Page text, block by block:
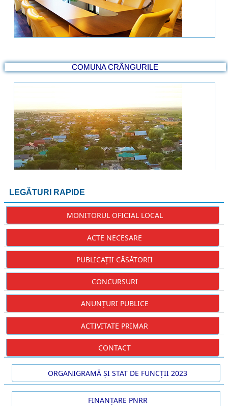
COMUNA CRÂNGURILE
Strategia de dezvoltare
LEGĂTURI RAPIDE
MONITORUL OFICIAL LOCAL
ACTE NECESARE
PUBLICAȚII CĂSĂTORII
CONCURSURI
ANUNȚURI PUBLICE
ACTIVITATE PRIMAR
CONTACT
ORGANIGRAMĂ ȘI STAT DE FUNCȚII 2023
FINANȚARE PNRR